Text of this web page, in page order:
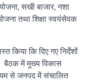
सखी बाजार, नशा
तथा शिक्षा स्वयंसेवक
कि दिए गए निर्देशों
बैठक में मुख्य विकास
से जनपद में संचालित